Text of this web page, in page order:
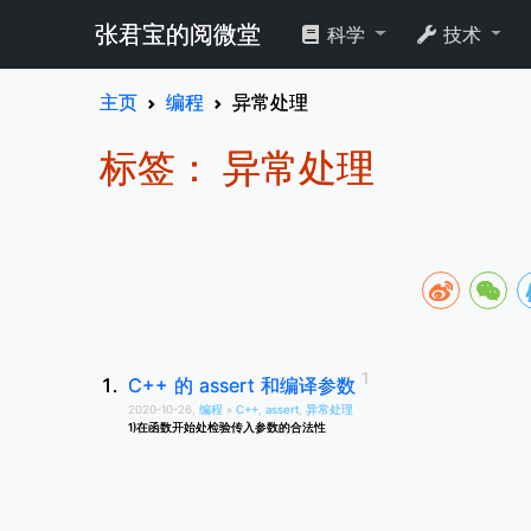
张君宝的阅微堂 科学 技术
主页 编程 异常处理
标签： 异常处理
C++ 的 assert 和编译参数
2020-10-26, 编程 » C++ assert 异常处理
1)在函数开始处检验传入参数的合法性